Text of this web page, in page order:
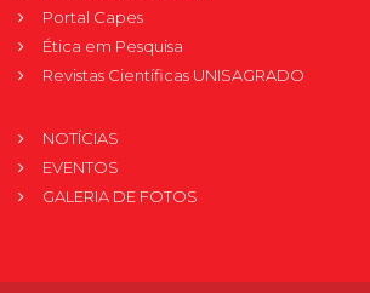
Portal Capes
Ética em Pesquisa
Revistas Científicas UNISAGRADO
NOTÍCIAS
EVENTOS
GALERIA DE FOTOS